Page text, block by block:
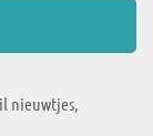
nieuwtjes,